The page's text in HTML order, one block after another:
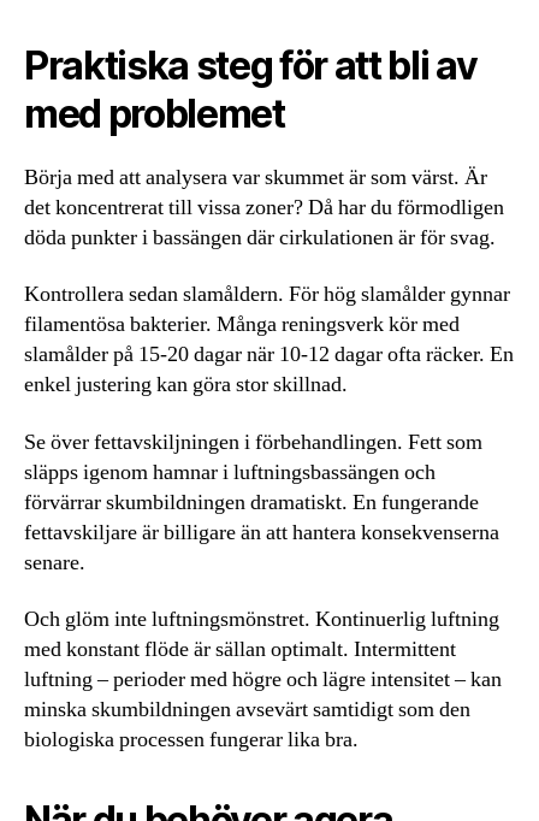
Praktiska steg för att bli av
med problemet
Börja med att analysera var skummet är som värst. Är
det koncentrerat till vissa zoner? Då har du förmodligen
döda punkter i bassängen där cirkulationen är för svag.
Kontrollera sedan slamåldern. För hög slamålder gynnar
filamentösa bakterier. Många reningsverk kör med
slamålder på 15-20 dagar när 10-12 dagar ofta räcker. En
enkel justering kan göra stor skillnad.
Se över fettavskiljningen i förbehandlingen. Fett som
släpps igenom hamnar i luftningsbassängen och
förvärrar skumbildningen dramatiskt. En fungerande
fettavskiljare är billigare än att hantera konsekvenserna
senare.
Och glöm inte luftningsmönstret. Kontinuerlig luftning
med konstant flöde är sällan optimalt. Intermittent
luftning – perioder med högre och lägre intensitet – kan
minska skumbildningen avsevärt samtidigt som den
biologiska processen fungerar lika bra.